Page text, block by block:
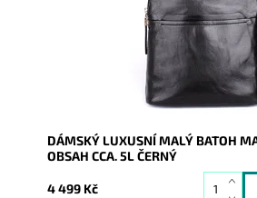
Skladem
9905
Marta Ponti
2 roky
DÁMSKÝ LUXUSNÍ MALÝ BATOH
OBSAH CCA. 5L ČERNÝ
4 499 Kč